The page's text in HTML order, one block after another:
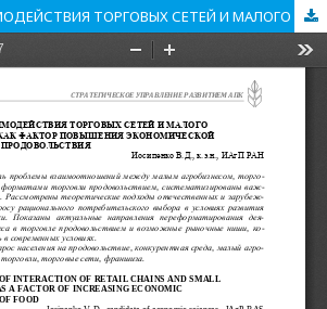
РАЗВИТИЕ ВЗАИМОДЕЙСТВИЯ ТОРГОВЫХ СЕТЕЙ И МАЛОГО АГРОБИЗНЕСА КАК ФАКТОР ПОВЫШЕНИЯ ЭКОНОМИЧЕСКОЙ ДОСТУПНОСТИ ПРОДОВОЛЬСТВИЯ